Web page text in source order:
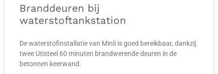
Branddeuren bij
waterstoftankstation
De waterstofinstallatie van Minli is goed bereikbaar, dankzij
twee Utisteel 60 minuten brandwerende deuren in de
betonnen keerwand.